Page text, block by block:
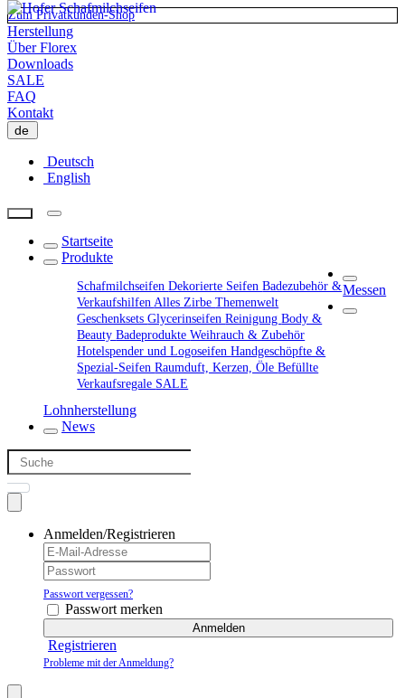
Zum Privatkunden-Shop
Herstellung
Über Florex
Downloads
SALE
FAQ
Kontakt
de
Deutsch
English
Startseite
Produkte
SchafmilchseifenDekorierte SeifenBadezubehör &
Verkaufshilfen Alles ZirbeThemenwelt
GeschenksetsGlycerinseifenReinigungBody &
BeautyBadeprodukteWeihrauch & Zubehör
Hotelspender und LogoseifenHandgeschöpfte &
Spezial-SeifenRaumduft, Kerzen, ÖleBefüllte
Verkaufsregale SALE
Messen
Lohnherstellung
News
Anmelden/Registrieren
Passwort vergessen?
Passwort merken
Anmelden
Registrieren
Probleme mit der Anmeldung?